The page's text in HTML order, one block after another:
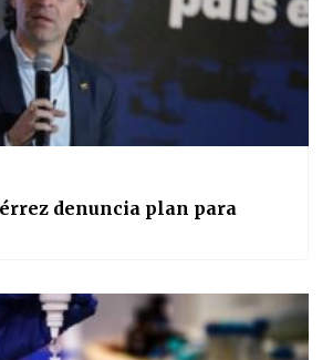
denuncia plan para